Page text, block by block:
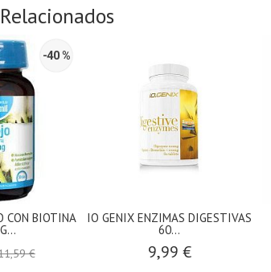
-40 %
CON BIOTINA
€
IO GENIX ENZIMAS DIGESTIVAS
60...
9,99 €